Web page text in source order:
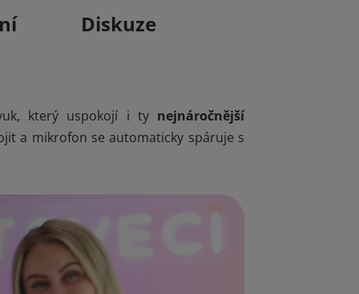
Diskuze
který uspokojí i ty nejnáročnější
a mikrofon se automaticky spáruje s